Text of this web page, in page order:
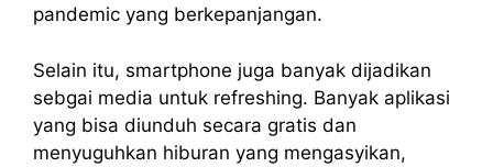
pandemic yang berkepanjangan.
Selain itu, smartphone juga banyak dijadikan
sebgai media untuk refreshing. Banyak aplikasi
yang bisa diunduh secara gratis dan
menyuguhkan hiburan yang mengasyikan,